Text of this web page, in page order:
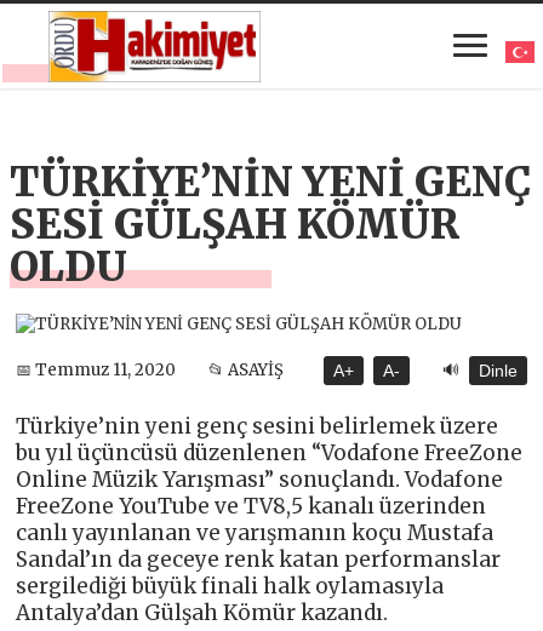
TÜRKİYE’NİN YENİ GENÇ
SESİ GÜLŞAH KÖMÜR
OLDU
📅 Temmuz 11, 2020 📂 ASAYİŞ A+ A- 🔊 Dinle
Türkiye’nin yeni genç sesini belirlemek üzere
bu yıl üçüncüsü düzenlenen “Vodafone FreeZone
Online Müzik Yarışması” sonuçlandı. Vodafone
FreeZone YouTube ve TV8,5 kanalı üzerinden
canlı yayınlanan ve yarışmanın koçu Mustafa
Sandal’ın da geceye renk katan performanslar
sergilediği büyük finali halk oylamasıyla
Antalya’dan Gülşah Kömür kazandı.